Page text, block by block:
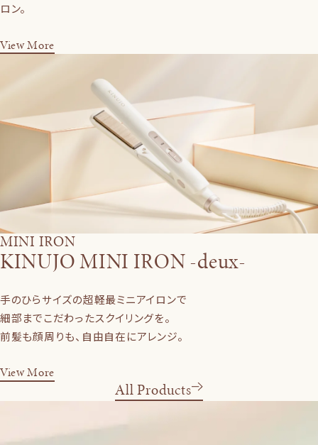
ロン。
View More
MINI IRON
KINUJO MINI IRON -deux-
手のひらサイズの超軽最ミニアイロンで
細部までこだわったスクイリングを。
前髪も顔周りも、自由自在にアレンジ。
View More
All Products